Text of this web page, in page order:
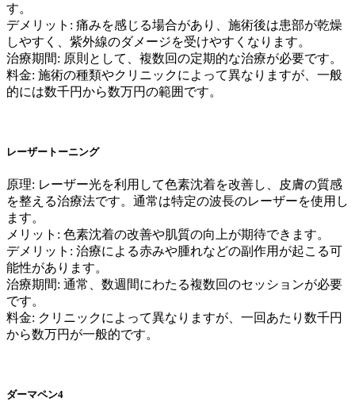
す。
デメリット: 痛みを感じる場合があり、施術後は患部が乾燥
しやすく、紫外線のダメージを受けやすくなります。
治療期間: 原則として、複数回の定期的な治療が必要です。
料金: 施術の種類やクリニックによって異なりますが、一般
的には数千円から数万円の範囲です。
レーザートーニング
原理: レーザー光を利用して色素沈着を改善し、皮膚の質感
を整える治療法です。通常は特定の波長のレーザーを使用し
ます。
メリット: 色素沈着の改善や肌質の向上が期待できます。
デメリット: 治療による赤みや腫れなどの副作用が起こる可
能性があります。
治療期間: 通常、数週間にわたる複数回のセッションが必要
です。
料金: クリニックによって異なりますが、一回あたり数千円
から数万円が一般的です。
ダーマペン4